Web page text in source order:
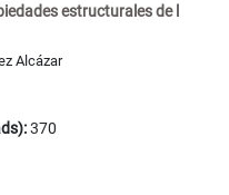
estructurales de l
Alcázar
370